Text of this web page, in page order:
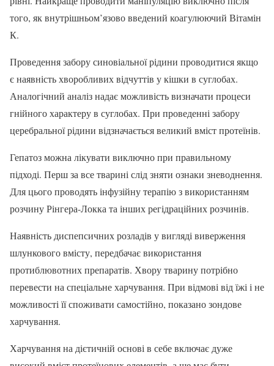
того, як внутрішньом’язово введений коагулюючий Вітамін
К.
Проведення забору синовіальної рідини проводитися якщо
є наявність хворобливих відчуттів у кішки в суглобах.
Аналогічний аналіз надає можливість визначати процеси
гнійного характеру в суглобах. При проведенні забору
церебральної рідини відзначається великий вміст протеїнів.
Гепатоз можна лікувати виключно при правильному
підході. Перш за все тварині слід зняти ознаки зневоднення.
Для цього проводять інфузійну терапію з використанням
розчину Рінгера-Локка та інших регідраційних розчинів.
Наявність диспепсичних розладів у вигляді виверження
шлункового вмісту, передбачає використання
протиблювотних препаратів. Хвору тварину потрібно
перевести на спеціальне харчування. При відмові від їжі і не
можливості її споживати самостійно, показано зондове
харчування.
Харчування на дієтичній основі в себе включає дуже